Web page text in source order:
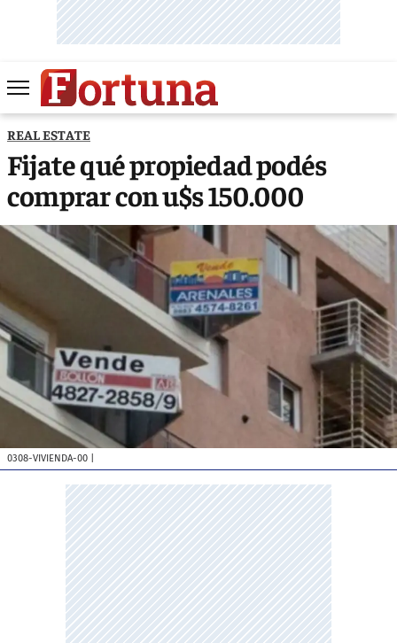
REAL ESTATE
Fijate qué propiedad podés
comprar con u$s 150.000
0308-VIVIENDA-00